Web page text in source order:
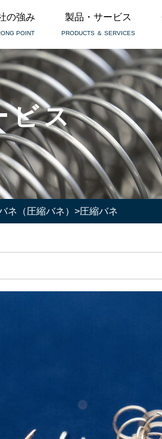
の強み
POINT
製品・サービス
PRODUCTS ＆ SERVICES
ビス
ネ（圧縮バネ） >圧縮バネ